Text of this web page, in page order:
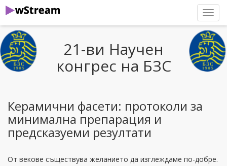
21-ви Научен
конгрес на БЗС
Керамични фасети: протоколи за
минимална препарация и
предсказуеми резултати
От векове съществува желанието да изглеждаме по-добре.